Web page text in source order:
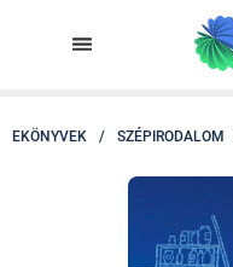
EKÖNYVEK / SZÉPIRODALOM